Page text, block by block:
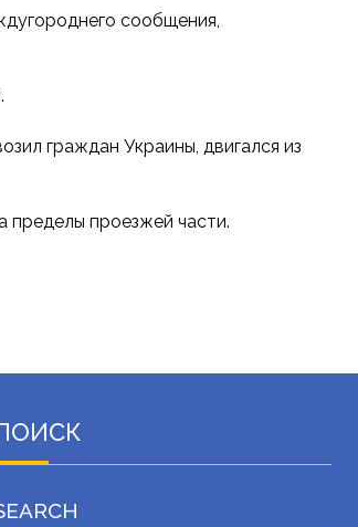
сообщения,
граждан Украины, двигался из
пределы проезжей части.